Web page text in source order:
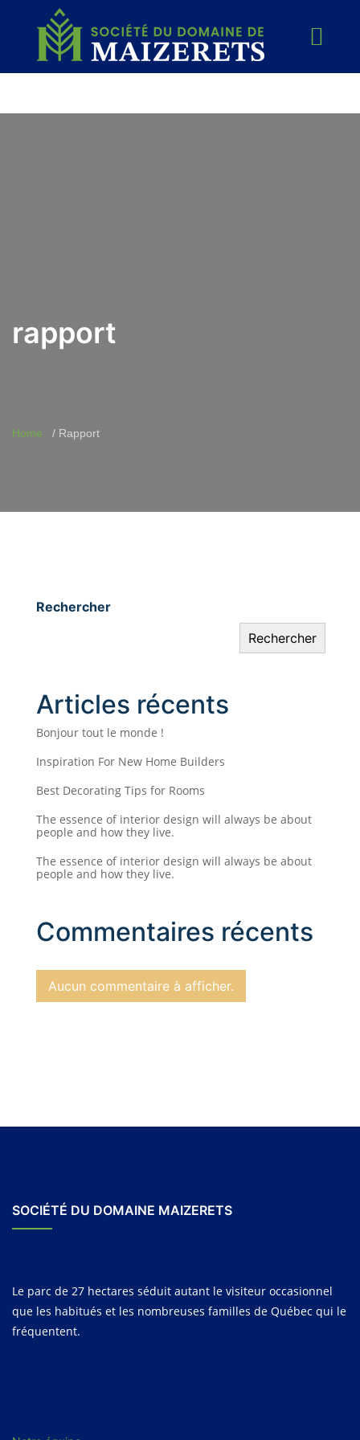
rapport
Home Rapport
Rechercher
Rechercher
Articles récents
Bonjour tout le monde !
Inspiration For New Home Builders
Best Decorating Tips for Rooms
The essence of interior design will always be about
people and how they live.
The essence of interior design will always be about
people and how they live.
Commentaires récents
Aucun commentaire à afficher.
SOCIÉTÉ DU DOMAINE MAIZERETS
Le parc de 27 hectares séduit autant le visiteur occasionnel
que les habitués et les nombreuses familles de Québec qui le
fréquentent.